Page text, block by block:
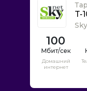
T-
100
Домашний
интернет